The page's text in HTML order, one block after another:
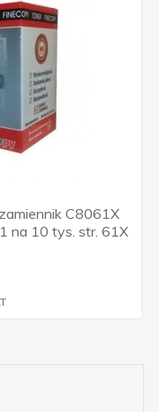
C8061X
na 10 tys. str. 61X